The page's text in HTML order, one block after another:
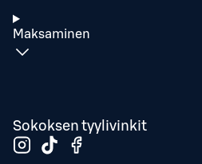
Maksaminen
Sokoksen tyylivinkit